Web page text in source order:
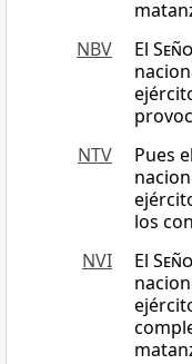
NBV
El
NTV
Pues el
los
NVI
El